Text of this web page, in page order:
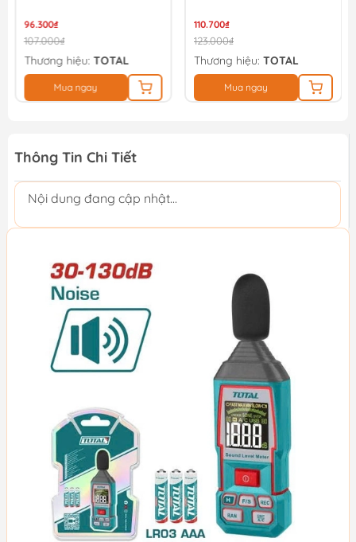
96.300₫
107.000₫
Thương hiệu: TOTAL
Mua ngay
110.700₫
123.000₫
Thương hiệu: TOTAL
Mua ngay
Thông Tin Chi Tiết
Nội dung đang cập nhật...